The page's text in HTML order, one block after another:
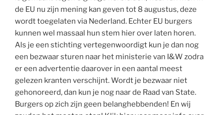
de EU nu zijn mening kan geven tot 8 augustus, deze
wordt toegelaten via Nederland. Echter EU burgers
kunnen wel massaal hun stem hier over laten horen.
Als je een stichting vertegenwoordigt kun je dan nog
een bezwaar sturen naar het ministerie van I&W zodra
er een advertentie daarover in een aantal meest
gelezen kranten verschijnt. Wordt je bezwaar niet
gehonoreerd, dan kun je nog naar de Raad van State.
Burgers op zich zijn geen belanghebbenden! En wij